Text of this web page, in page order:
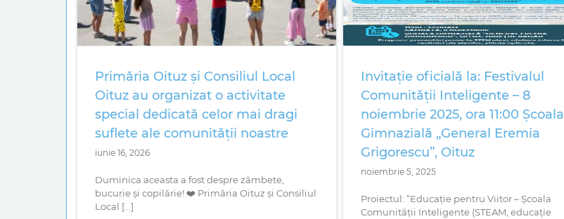
Primăria Oituz și Consiliul Local
Oituz au organizat o activitate
special dedicată celor mai dragi
suflete ale comunității noastre
iunie 16, 2026
Duminica aceasta a fost despre zâmbete,
bucurie și copilărie! ❤️ Primăria Oituz și Consiliul
Local [...]
Invitație oficială la: Festivalul
Comunității Inteligente – 8
noiembrie 2025, ora 11:00 Școala
Gimnazială „General Eremia
Grigorescu”, Oituz
noiembrie 5, 2025
Proiectul: ”Educație pentru Viitor – Școala
Comunității Inteligente (STEAM, educație